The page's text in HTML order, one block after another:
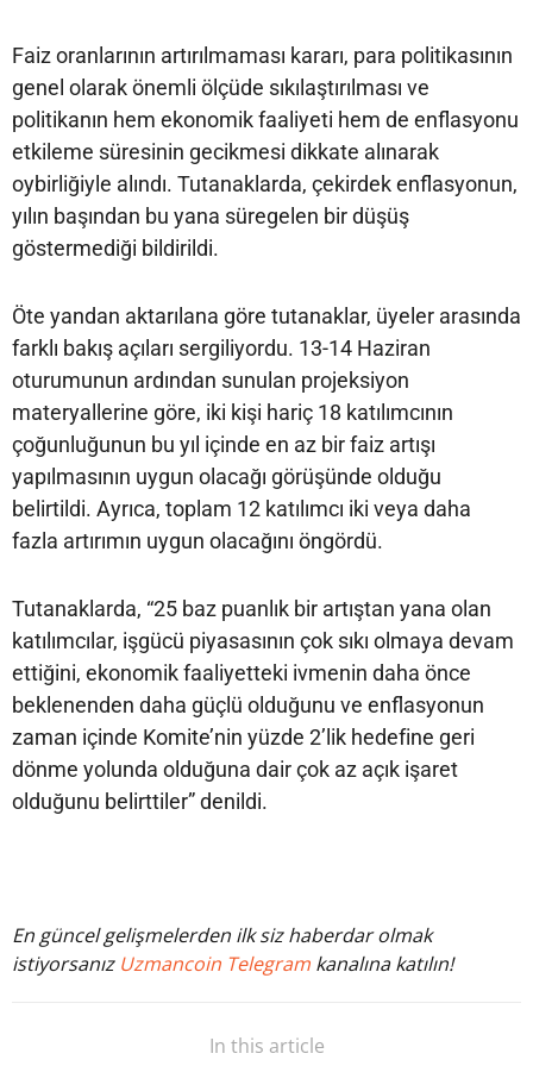
Faiz oranlarının artırılmaması kararı, para politikasının
genel olarak önemli ölçüde sıkılaştırılması ve
politikanın hem ekonomik faaliyeti hem de enflasyonu
etkileme süresinin gecikmesi dikkate alınarak
oybirliğiyle alındı. Tutanaklarda, çekirdek enflasyonun,
yılın başından bu yana süregelen bir düşüş
göstermediği bildirildi.
Öte yandan aktarılana göre tutanaklar, üyeler arasında
farklı bakış açıları sergiliyordu. 13-14 Haziran
oturumunun ardından sunulan projeksiyon
materyallerine göre, iki kişi hariç 18 katılımcının
çoğunluğunun bu yıl içinde en az bir faiz artışı
yapılmasının uygun olacağı görüşünde olduğu
belirtildi. Ayrıca, toplam 12 katılımcı iki veya daha
fazla artırımın uygun olacağını öngördü.
Tutanaklarda, “25 baz puanlık bir artıştan yana olan
katılımcılar, işgücü piyasasının çok sıkı olmaya devam
ettiğini, ekonomik faaliyetteki ivmenin daha önce
beklenenden daha güçlü olduğunu ve enflasyonun
zaman içinde Komite’nin yüzde 2’lik hedefine geri
dönme yolunda olduğuna dair çok az açık işaret
olduğunu belirttiler” denildi.
En güncel gelişmelerden ilk siz haberdar olmak
istiyorsanız Uzmancoin Telegram kanalına katılın!
In this article